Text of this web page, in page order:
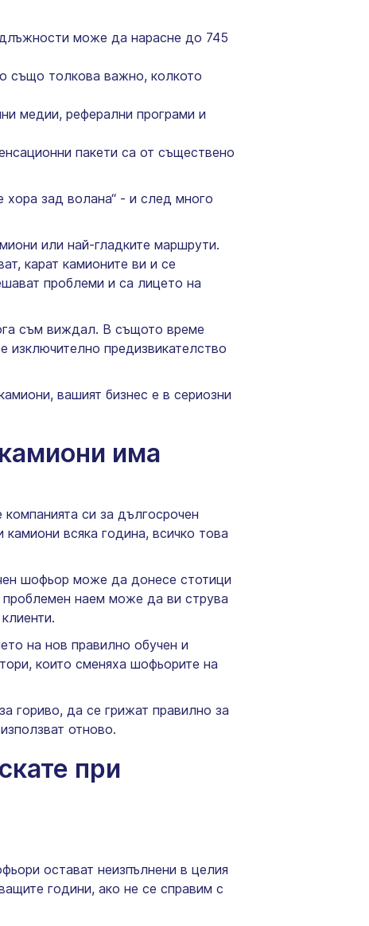
може да нарасне до 745
също толкова важно, колкото
медии, реферални програми и
пакети са от съществено
хора зад волана“ - и след много
или най-гладките маршрути.
карат камионите ви и се
проблеми и са лицето на
съм виждал. В същото време
изключително предизвикателство
вашият бизнес е в сериозни
има
си за дългосрочен
всяка година, всичко това
шофьор може да донесе стотици
наем може да ви струва
на нов правилно обучен и
които сменяха шофьорите на
гориво, да се грижат правилно за
отново.
при
остават неизпълнени в целия
години, ако не се справим с